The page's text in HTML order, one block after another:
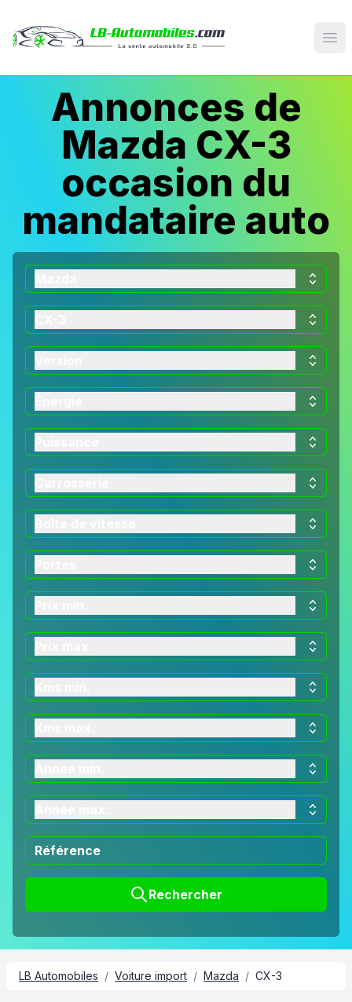
Annonces de
Mazda CX-3
occasion du
mandataire auto
Rechercher
LB Automobiles / Voiture import / Mazda / CX-3